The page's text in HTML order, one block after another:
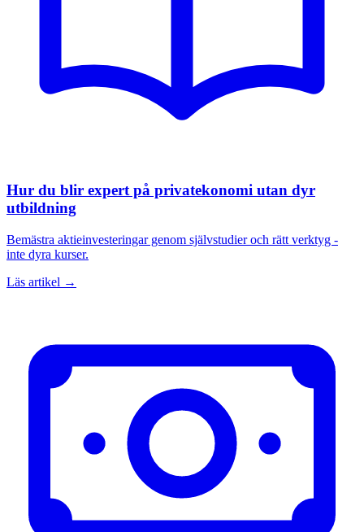
Hur du blir expert på privatekonomi utan dyr
utbildning
Bemästra aktieinvesteringar genom självstudier och rätt verktyg -
inte dyra kurser.
Läs artikel →